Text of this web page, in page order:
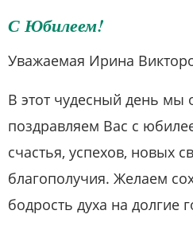
С Юбилеем!
Уважаемая Ирина
В этот чудесный день мы
поздравляем Вас с
счастья, успехов, новых
благополучия. Желаем
бодрость духа на долгие